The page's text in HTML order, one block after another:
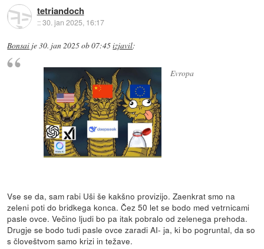
tetriandoch
::30. jan 2025, 16:17
Bonsai je30. jan 2025 ob 07:45izjavil:
Evropa
Vse se da, sam rabi Uši še kakšno provizijo. Zaenkrat smo na
zeleni poti do bridkega konca. Čez 50 let se bodo med vetrnicami
pasle ovce. Večino ljudi bo pa itak pobralo od zelenega prehoda.
Drugje se bodo tudi pasle ovce zaradi AI- ja, ki bo pogruntal, da so
s človeštvom samo krizi in težave.